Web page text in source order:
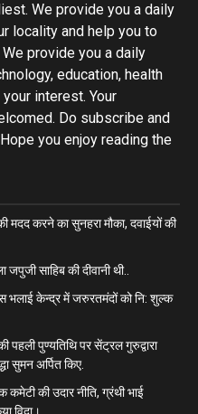
We provide you a daily
locality and help you to
provide you a daily
education, health
interest. Your
Do subscribe and
you enjoy reading the
करने का सुनहरा मौका, दवाईयों की
साहिब की दीवानी थी..
भलाई केन्द्र में जरुरतमंदों को नि: शुल्क
पुण्यतिथि पर सेंट्रल गुरुद्वारा
सुमन अर्पित किए.
की उदार नीति, ग्रंथी भाई